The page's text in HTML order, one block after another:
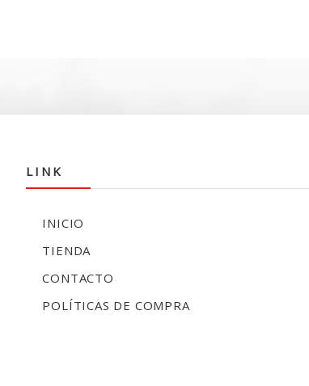
LINK
INICIO
TIENDA
CONTACTO
POLÍTICAS DE COMPRA